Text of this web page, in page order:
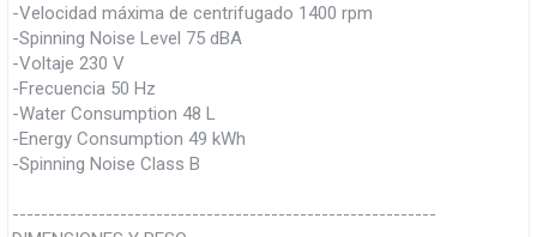
-Velocidad máxima de centrifugado 1400 rpm
-Spinning Noise Level 75 dBA
-Voltaje 230 V
-Frecuencia 50 Hz
-Water Consumption 48 L
-Energy Consumption 49 kWh
-Spinning Noise Class B
-----------------------------------------------------------